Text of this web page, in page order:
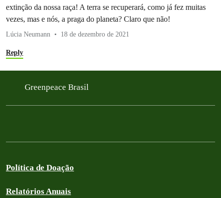
extinção da nossa raça! A terra se recuperará, como já fez muitas
vezes, mas e nós, a praga do planeta? Claro que não!
Lúcia Neumann 18 de dezembro de 2021
Reply
Greenpeace Brasil
Política de Doação
Relatórios Anuais